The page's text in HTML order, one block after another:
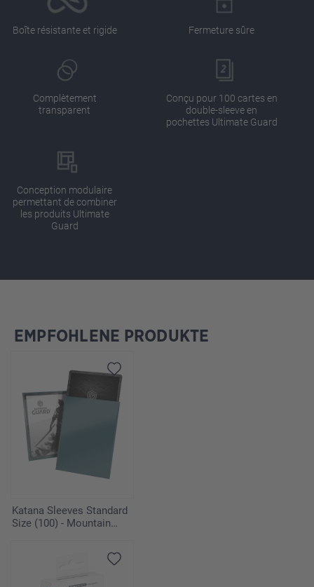
Boîte résistante et rigide Fermeture sûre
Complètement
transparent
Conçu pour 100 cartes en
double-sleeve en
pochettes Ultimate Guard
Conception modulaire
permettant de combiner
les produits Ultimate
Guard
Ignorer la galerie de produits
EMPFOHLENE PRODUKTE
Katana Sleeves Standard
Size (100) - Mountain